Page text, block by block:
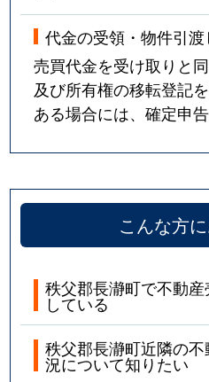
代金の受領・物件引渡
売買代金を受け取りと
及び所有権の移転登記
ある場合には、確定申
こんな方
秩父郡長瀞町で不動
している
秩父郡長瀞町近隣の
況について知りたい